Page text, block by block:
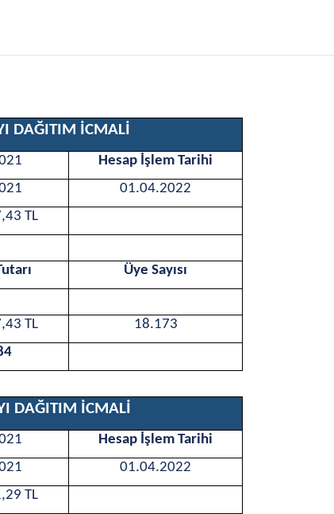
DAĞITIM İCMALİ
Hesap İşlem Tarihi
01.04.2022
TL
Üye Sayısı
TL
18.173
DAĞITIM İCMALİ
Hesap İşlem Tarihi
01.04.2022
TL